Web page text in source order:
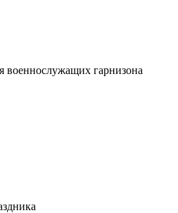
военнослужащих гарнизона